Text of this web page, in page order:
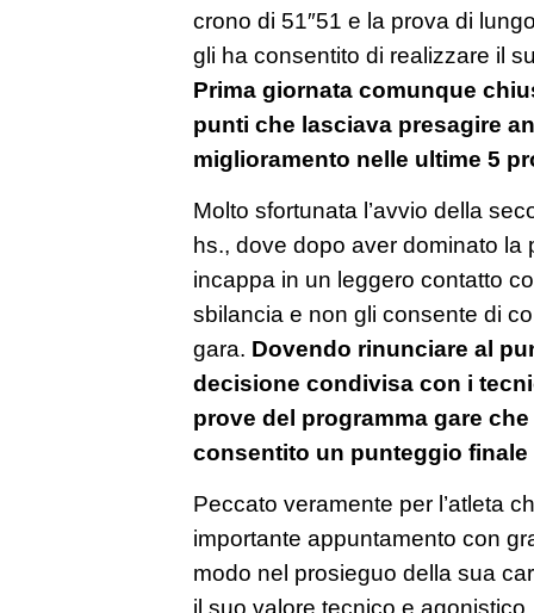
crono di 51″51 e la prova di
gli ha consentito di realizzare il
Prima giornata comunque
punti che lasciava presagire
miglioramento nelle ultime 5
Molto sfortunata l’avvio della
hs., dove dopo aver dominato la
incappa in un leggero contatto
sbilancia e non gli consente di
gara. Dovendo rinunciare al
decisione condivisa con i
prove del programma gare
consentito un punteggio finale
Peccato veramente per l’atleta
importante appuntamento con
modo nel prosieguo della sua
il suo valore tecnico e agonistico.